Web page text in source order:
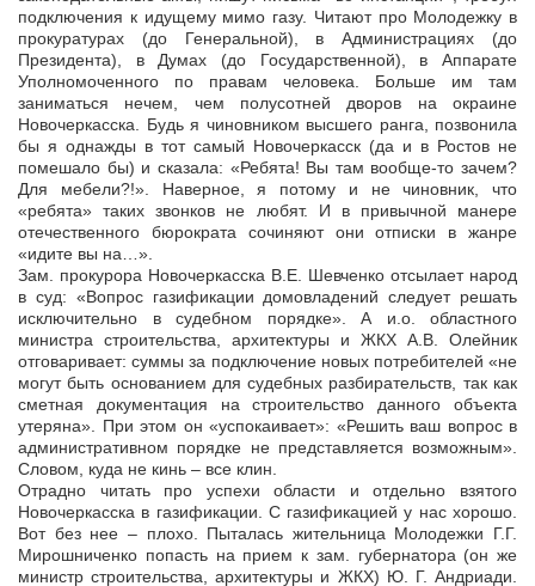
подключения к идущему мимо газу. Читают про Молодежку в
прокуратурах (до Генеральной), в Администрациях (до
Президента), в Думах (до Государственной), в Аппарате
Уполномоченного по правам человека. Больше им там
заниматься нечем, чем полусотней дворов на окраине
Новочеркасска. Будь я чиновником высшего ранга, позвонила
бы я однажды в тот самый Новочеркасск (да и в Ростов не
помешало бы) и сказала: «Ребята! Вы там вообще-то зачем?
Для мебели?!». Наверное, я потому и не чиновник, что
«ребята» таких звонков не любят. И в привычной манере
отечественного бюрократа сочиняют они отписки в жанре
«идите вы на…».
Зам. прокурора Новочеркасска В.Е. Шевченко отсылает народ
в суд: «Вопрос газификации домовладений следует решать
исключительно в судебном порядке». А и.о. областного
министра строительства, архитектуры и ЖКХ А.В. Олейник
отговаривает: суммы за подключение новых потребителей «не
могут быть основанием для судебных разбирательств, так как
сметная документация на строительство данного объекта
утеряна». При этом он «успокаивает»: «Решить ваш вопрос в
административном порядке не представляется возможным».
Словом, куда не кинь – все клин.
Отрадно читать про успехи области и отдельно взятого
Новочеркасска в газификации. С газификацией у нас хорошо.
Вот без нее – плохо. Пыталась жительница Молодежки Г.Г.
Мирошниченко попасть на прием к зам. губернатора (он же
министр строительства, архитектуры и ЖКХ) Ю. Г. Андриади.